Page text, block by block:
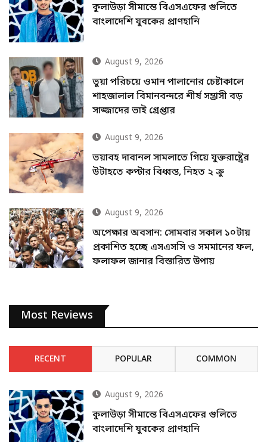
কুলাউড়া সীমান্তে বিএসএফের গুলিতে
বাংলাদেশি যুবকের প্রাণহানি
August 9, 2026
ভুয়া পরিচয়ে ওমান পালানোর চেষ্টাকালে
শাহজালাল বিমানবন্দরে শীর্ষ সন্ত্রাসী বড়
সাজ্জাদের ভাই গ্রেপ্তার
August 9, 2026
ভয়াবহ দাবানল সামলাতে গিয়ে যুক্তরাষ্ট্রের
উটাহতে কপ্টার বিধ্বস্ত, নিহত ২ ক্রু
August 9, 2026
অপেক্ষার অবসান: সোমবার সকাল ১০টায়
প্রকাশিত হচ্ছে এসএসসি ও সমমানের ফল,
ফলাফল জানার বিস্তারিত উপায়
Most Reviews
RECENT POPULAR COMMON
August 9, 2026
কুলাউড়া সীমান্তে বিএসএফের গুলিতে
বাংলাদেশি যুবকের প্রাণহানি